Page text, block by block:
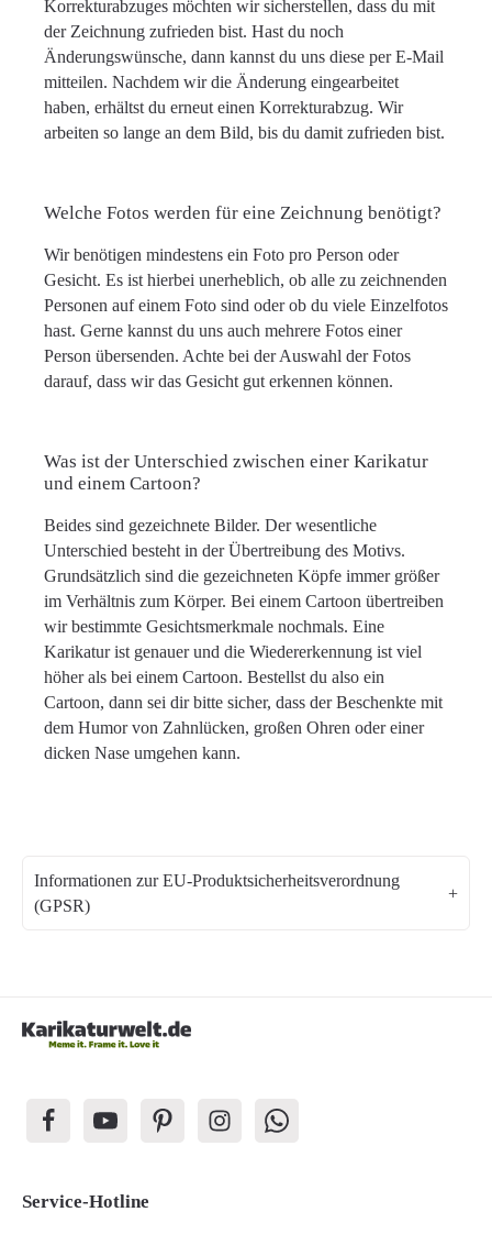
Korrekturabzuges möchten wir sicherstellen, dass du mit
der Zeichnung zufrieden bist. Hast du noch
Änderungswünsche, dann kannst du uns diese per E-Mail
mitteilen. Nachdem wir die Änderung eingearbeitet
haben, erhältst du erneut einen Korrekturabzug. Wir
arbeiten so lange an dem Bild, bis du damit zufrieden bist.
Welche Fotos werden für eine Zeichnung benötigt?
Wir benötigen mindestens ein Foto pro Person oder
Gesicht. Es ist hierbei unerheblich, ob alle zu zeichnenden
Personen auf einem Foto sind oder ob du viele Einzelfotos
hast. Gerne kannst du uns auch mehrere Fotos einer
Person übersenden. Achte bei der Auswahl der Fotos
darauf, dass wir das Gesicht gut erkennen können.
Was ist der Unterschied zwischen einer Karikatur
und einem Cartoon?
Beides sind gezeichnete Bilder. Der wesentliche
Unterschied besteht in der Übertreibung des Motivs.
Grundsätzlich sind die gezeichneten Köpfe immer größer
im Verhältnis zum Körper. Bei einem Cartoon übertreiben
wir bestimmte Gesichtsmerkmale nochmals. Eine
Karikatur ist genauer und die Wiedererkennung ist viel
höher als bei einem Cartoon. Bestellst du also ein
Cartoon, dann sei dir bitte sicher, dass der Beschenkte mit
dem Humor von Zahnlücken, großen Ohren oder einer
dicken Nase umgehen kann.
Informationen zur EU-Produktsicherheitsverordnung
(GPSR)
Service-Hotline